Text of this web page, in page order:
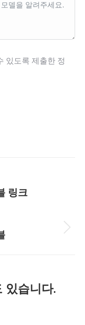
있도록 제출한 정
링크
있습니다.